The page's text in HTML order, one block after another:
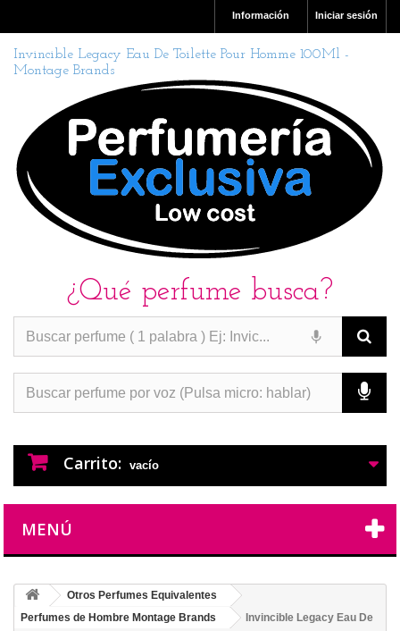
Iniciar sesión
Información
Invincible Legacy Eau De Toilette Pour Homme 100Ml -
Montage Brands
¿Qué perfume busca?
Carrito: vacío
MENÚ
Otros Perfumes Equivalentes
Perfumes de Hombre Montage Brands
Invincible Legacy Eau De